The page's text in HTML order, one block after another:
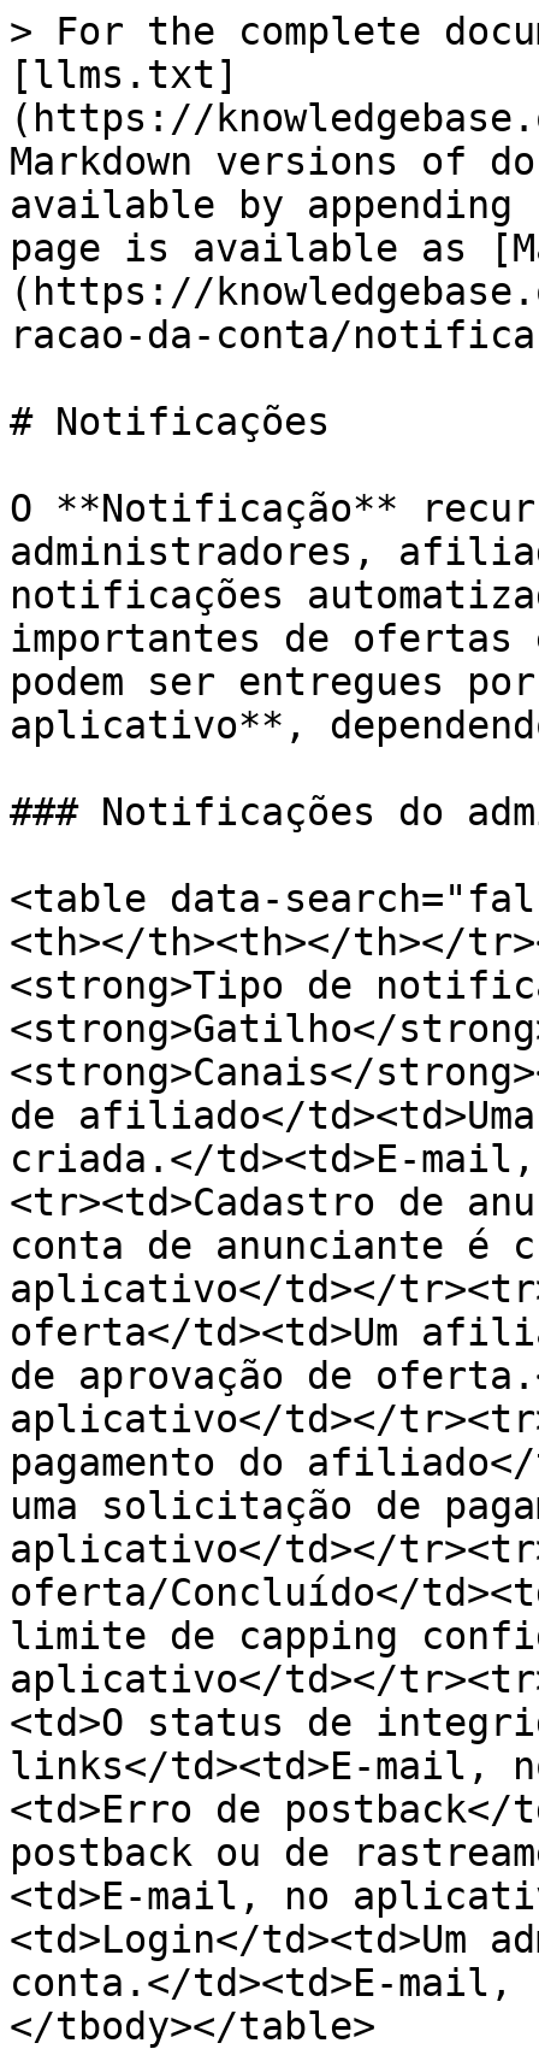
> For the complete
[llms.txt]
(https://
Markdown versions of
available by
page is available as
(https://
racao-da-conta/
# Notificações
O **Notificação**
administradores,
notificações
importantes de
podem ser entregues
aplicativo**,
### Notificações do
<table data-
<th></th><th></th></
<strong>Tipo de
<strong>Gatilho</
<strong>Canais</
de afiliado</
criada.</td><td>E-
<tr><td>Cadastro de
conta de anunciante é
aplicativo</td></
oferta</td><td>Um
de aprovação de
aplicativo</td></
pagamento do
uma solicitação de
aplicativo</td></
oferta/Concluído</
limite de capping
aplicativo</td></
<td>O status de
links</td><td>E-mail,
<td>Erro de postback</
postback ou de
<td>E-mail, no
<td>Login</td><td>Um
conta.</td><td>E-
</tbody></table>